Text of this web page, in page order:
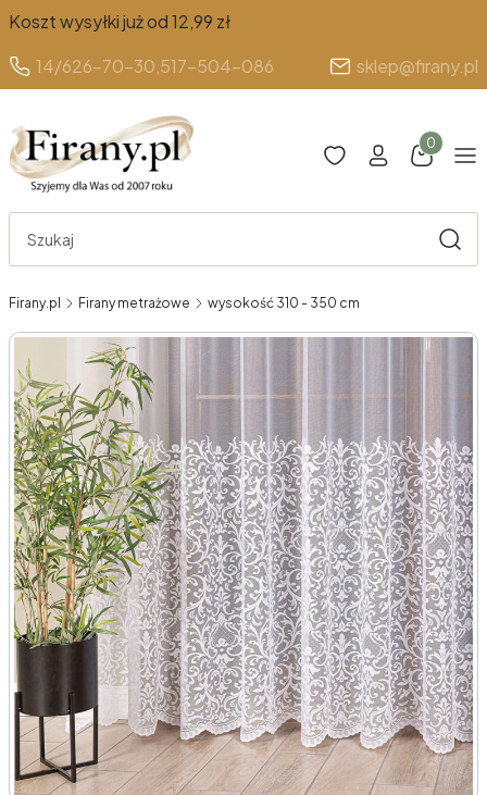
Koszt wysyłki już od 12,99 zł
14/626-70-30, 517-504-086 sklep@firany.pl
Produkty
Otwórz wyszukiwarkę
Firany.pl Firany metrażowe wysokość 310 - 350 cm